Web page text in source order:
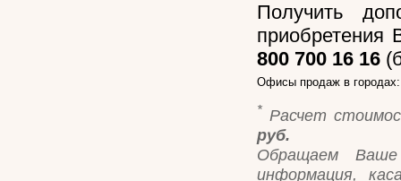
Получить
800 700 16 16
Офисы продаж в
* Расчет
руб.
Обращаем
информация,